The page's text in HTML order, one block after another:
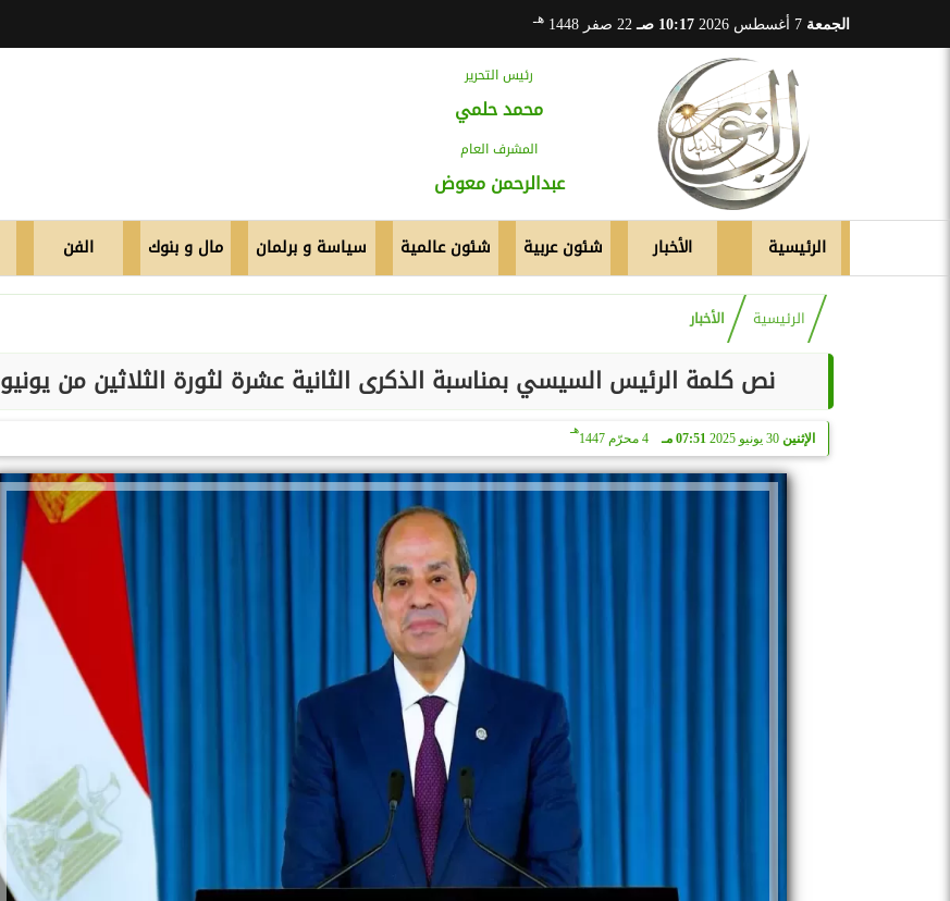
الجمعة 10:17 صـ 22 صفر 1448 هـ
رئيس التحرير
محمد حلمي
المشرف العام
عبدالرحمن معوض
الرئيسية الأخبار شئون عربية شئون عالمية سياسة و برلمان مال و بنوك الفن
الرئيسية الأخبار
نص كلمة الرئيس السيسي بمناسبة الذكرى الثانية عشرة لثورة الثلاثين من يونيو
الإثنين 30 يونيو 2025 07:51 مـ 4 محرّم 1447
هـ